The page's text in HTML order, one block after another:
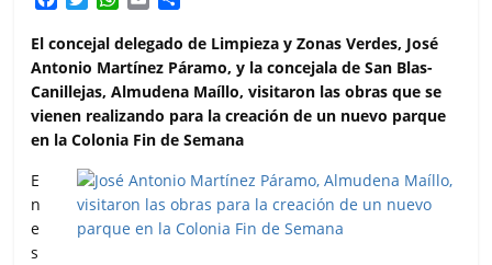
c
e
b
o
o
k
i
t
t
e
r
a
t
s
A
p
p
a
i
l
m
p
a
r
t
i
r
El concejal delegado de Limpieza y Zonas Verdes, José
Antonio Martínez Páramo, y la concejala de San Blas-
Canillejas, Almudena Maíllo, visitaron las obras que se
vienen realizando para la creación de un nuevo parque
en la Colonia Fin de Semana
E
n
e
s